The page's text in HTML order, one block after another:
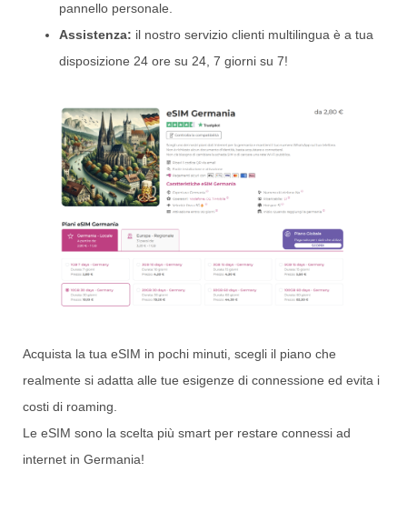
pannello personale.
Assistenza: il nostro servizio clienti multilingua è a tua
disposizione 24 ore su 24, 7 giorni su 7!
Acquista la tua eSIM in pochi minuti, scegli il piano che
realmente si adatta alle tue esigenze di connessione ed evita i
costi di roaming.
Le eSIM sono la scelta più smart per restare connessi ad
internet in Germania!